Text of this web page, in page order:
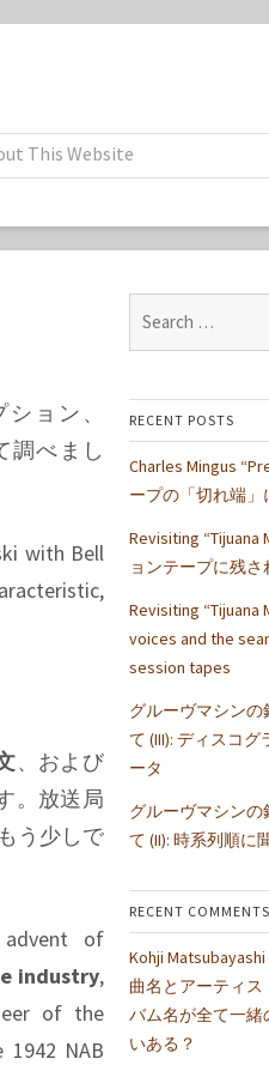
This Website
ョン、
調べまし
with Bell
、および
。放送局
う少しで
of
industry,
of the
NAB
for:
RECENT POSTS
Charles Mingus
ープの「切れ端
Revisiting “Tijuana
ョンテープに残
Revisiting “Tijuana
voices and the
session tapes
グルーヴマシンの
て (III): ディスコ
ータ
グルーヴマシンの
て (II): 時系列順に
RECENT COMMENTS
Kohji
曲名とアーティ
バム名が全て一緒
いある？